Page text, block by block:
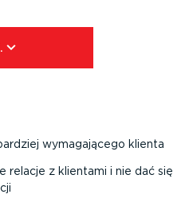
wymaga­jącego klienta
relacje z klientami i nie dać się